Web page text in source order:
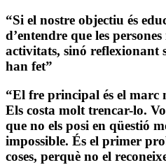
“Si el nostre objectiu és
d’entendre que les
activitats, sinó reflexionant
han fet”
“El fre principal és el marc
Els costa molt trencar-lo.
que no els posi en qüestió
impossible. És el primer
coses, perquè no el